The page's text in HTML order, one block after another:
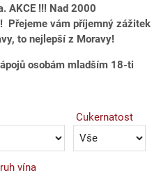
AKCE !!! Nad 2000
Přejeme vám příjemný zážitek
to nejlepší z Moravy!
osobám mladším 18-ti
Cukernatost
vína